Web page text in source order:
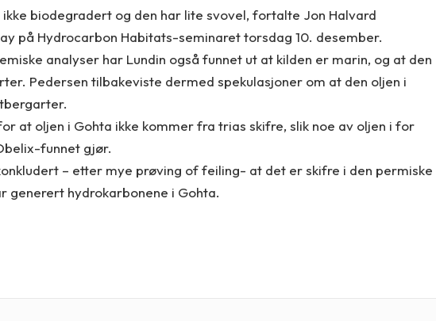
biodegradert og den har lite svovel, fortalte Jon Halvard
på Hydrocarbon Habitats-seminaret torsdag 10. desember.
analyser har Lundin også funnet ut at kilden er marin, og at den
Pedersen tilbakeviste dermed spekulasjoner om at den oljen i
at oljen i Gohta ikke kommer fra trias skifre, slik noe av oljen i for
funnet gjør.
– etter mye prøving of feiling- at det er skifre i den permiske
generert hydrokarbonene i Gohta.